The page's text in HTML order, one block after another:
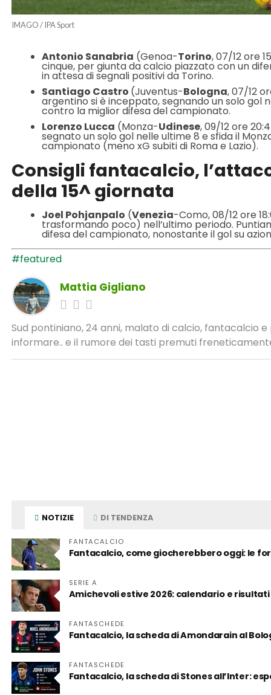
IMAGO / IPA Sport
Antonio Sanabria (Genoa-Torino, 07/12 ore
cinque, per giunta da calcio piazzato con un
in attesa di segnali positivi da Torino.
Santiago Castro (Juventus-Bologna, 07/12
argentino si è inceppato, segnando un solo gol
contro la miglior difesa del campionato.
Lorenzo Lucca (Monza-Udinese, 09/12 ore
segnato un solo gol nelle ultime 8 e sfida il
campionato (meno xG subiti di Roma e Lazio).
Consigli fantacalcio,
della 15^ giornata
Joel Pohjanpalo (Venezia-Como, 08/12 ore
trasformando poco) nell’ultimo periodo.
difesa del campionato, nonostante il gol su
#featured
Mattia Gigliano
Sud pontiniano, 24 anni, malato di calcio, fantacalcio
informare.. e il rumore dei tasti premuti
NOTIZIE DI TENDENZA
FANTACALCIO
Fantacalcio, come giocherebbero oggi: le
SERIE A
Amichevoli estive 2026: calendario e risultati
FANTASCHEDE
Fantacalcio, la scheda di Amondarain al
FANTASCHEDE
Fantacalcio, la scheda di Stones all’Inter: